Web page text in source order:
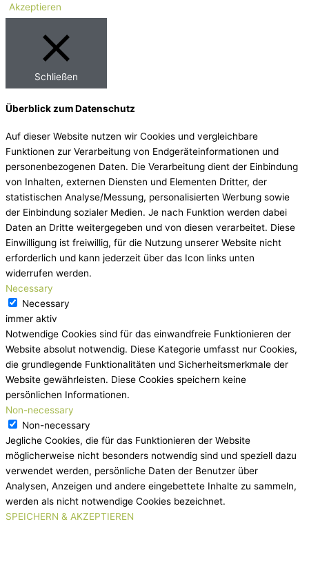
Akzeptieren
Schließen
Überblick zum Datenschutz
Auf dieser Website nutzen wir Cookies und vergleichbare
Funktionen zur Verarbeitung von Endgeräteinformationen und
personenbezogenen Daten. Die Verarbeitung dient der Einbindung
von Inhalten, externen Diensten und Elementen Dritter, der
statistischen Analyse/Messung, personalisierten Werbung sowie
der Einbindung sozialer Medien. Je nach Funktion werden dabei
Daten an Dritte weitergegeben und von diesen verarbeitet. Diese
Einwilligung ist freiwillig, für die Nutzung unserer Website nicht
erforderlich und kann jederzeit über das Icon links unten
widerrufen werden.
Necessary
Necessary
immer aktiv
Notwendige Cookies sind für das einwandfreie Funktionieren der
Website absolut notwendig. Diese Kategorie umfasst nur Cookies,
die grundlegende Funktionalitäten und Sicherheitsmerkmale der
Website gewährleisten. Diese Cookies speichern keine
persönlichen Informationen.
Non-necessary
Non-necessary
Jegliche Cookies, die für das Funktionieren der Website
möglicherweise nicht besonders notwendig sind und speziell dazu
verwendet werden, persönliche Daten der Benutzer über
Analysen, Anzeigen und andere eingebettete Inhalte zu sammeln,
werden als nicht notwendige Cookies bezeichnet.
SPEICHERN & AKZEPTIEREN